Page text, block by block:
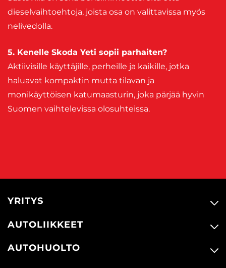
dieselvaihtoehtoja, joista osa on valittavissa myös
nelivedolla.
5. Kenelle Skoda Yeti sopii parhaiten?
Aktiivisille käyttäjille, perheille ja kaikille, jotka
haluavat kompaktin mutta tilavan ja
monikäyttöisen katumaasturin, joka pärjää hyvin
Suomen vaihtelevissa olosuhteissa.
YRITYS
AUTOLIIKKEET
AUTOHUOLTO